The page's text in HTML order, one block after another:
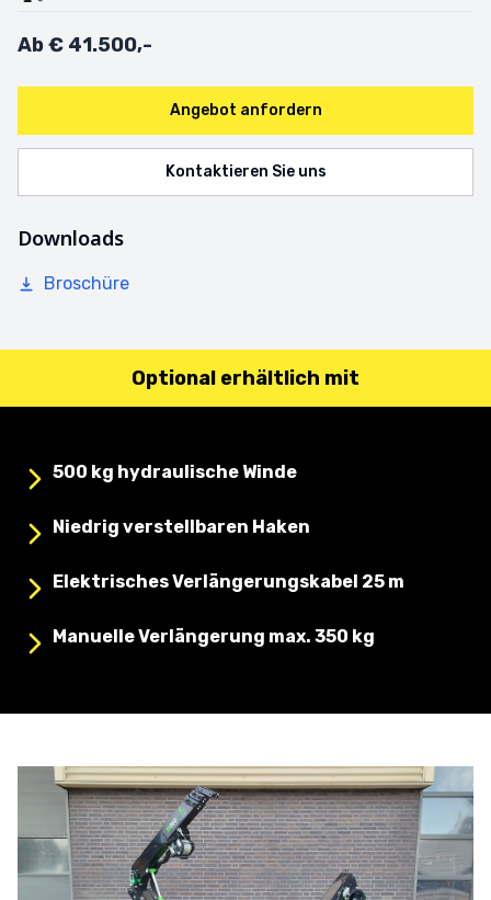
Ab€ 41.500,-
Angebot anfordern
Kontaktieren Sie uns
Downloads
Broschüre
Optional erhältlich mit
500 kg hydraulische Winde
Niedrig verstellbaren Haken
Elektrisches Verlängerungskabel 25 m
Manuelle Verlängerung max. 350 kg